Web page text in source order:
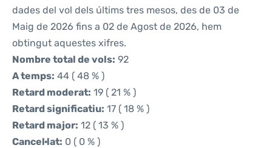
dades del vol dels últims tres mesos, des de 03 de
Maig de 2026 fins a 02 de Agost de 2026, hem
obtingut aquestes xifres.
Nombre total de vols: 92
A temps: 44 ( 48 % )
Retard moderat: 19 ( 21 % )
Retard significatiu: 17 ( 18 % )
Retard major: 12 ( 13 % )
Cancel·lat: 0 ( 0 % )